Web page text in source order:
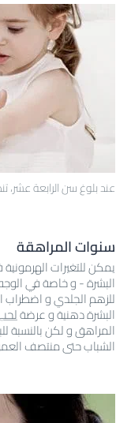
عند بلوغ سن الرابعة عشر،
سنوات المراهقة
يمكن للتغيرات
البشرة - و خاصة في الوجه
للزهم الجلدي و اضطراب
البشرة دهنية و عرضة
المراهق و لكن بالنسبة
الشباب حتى منتصف